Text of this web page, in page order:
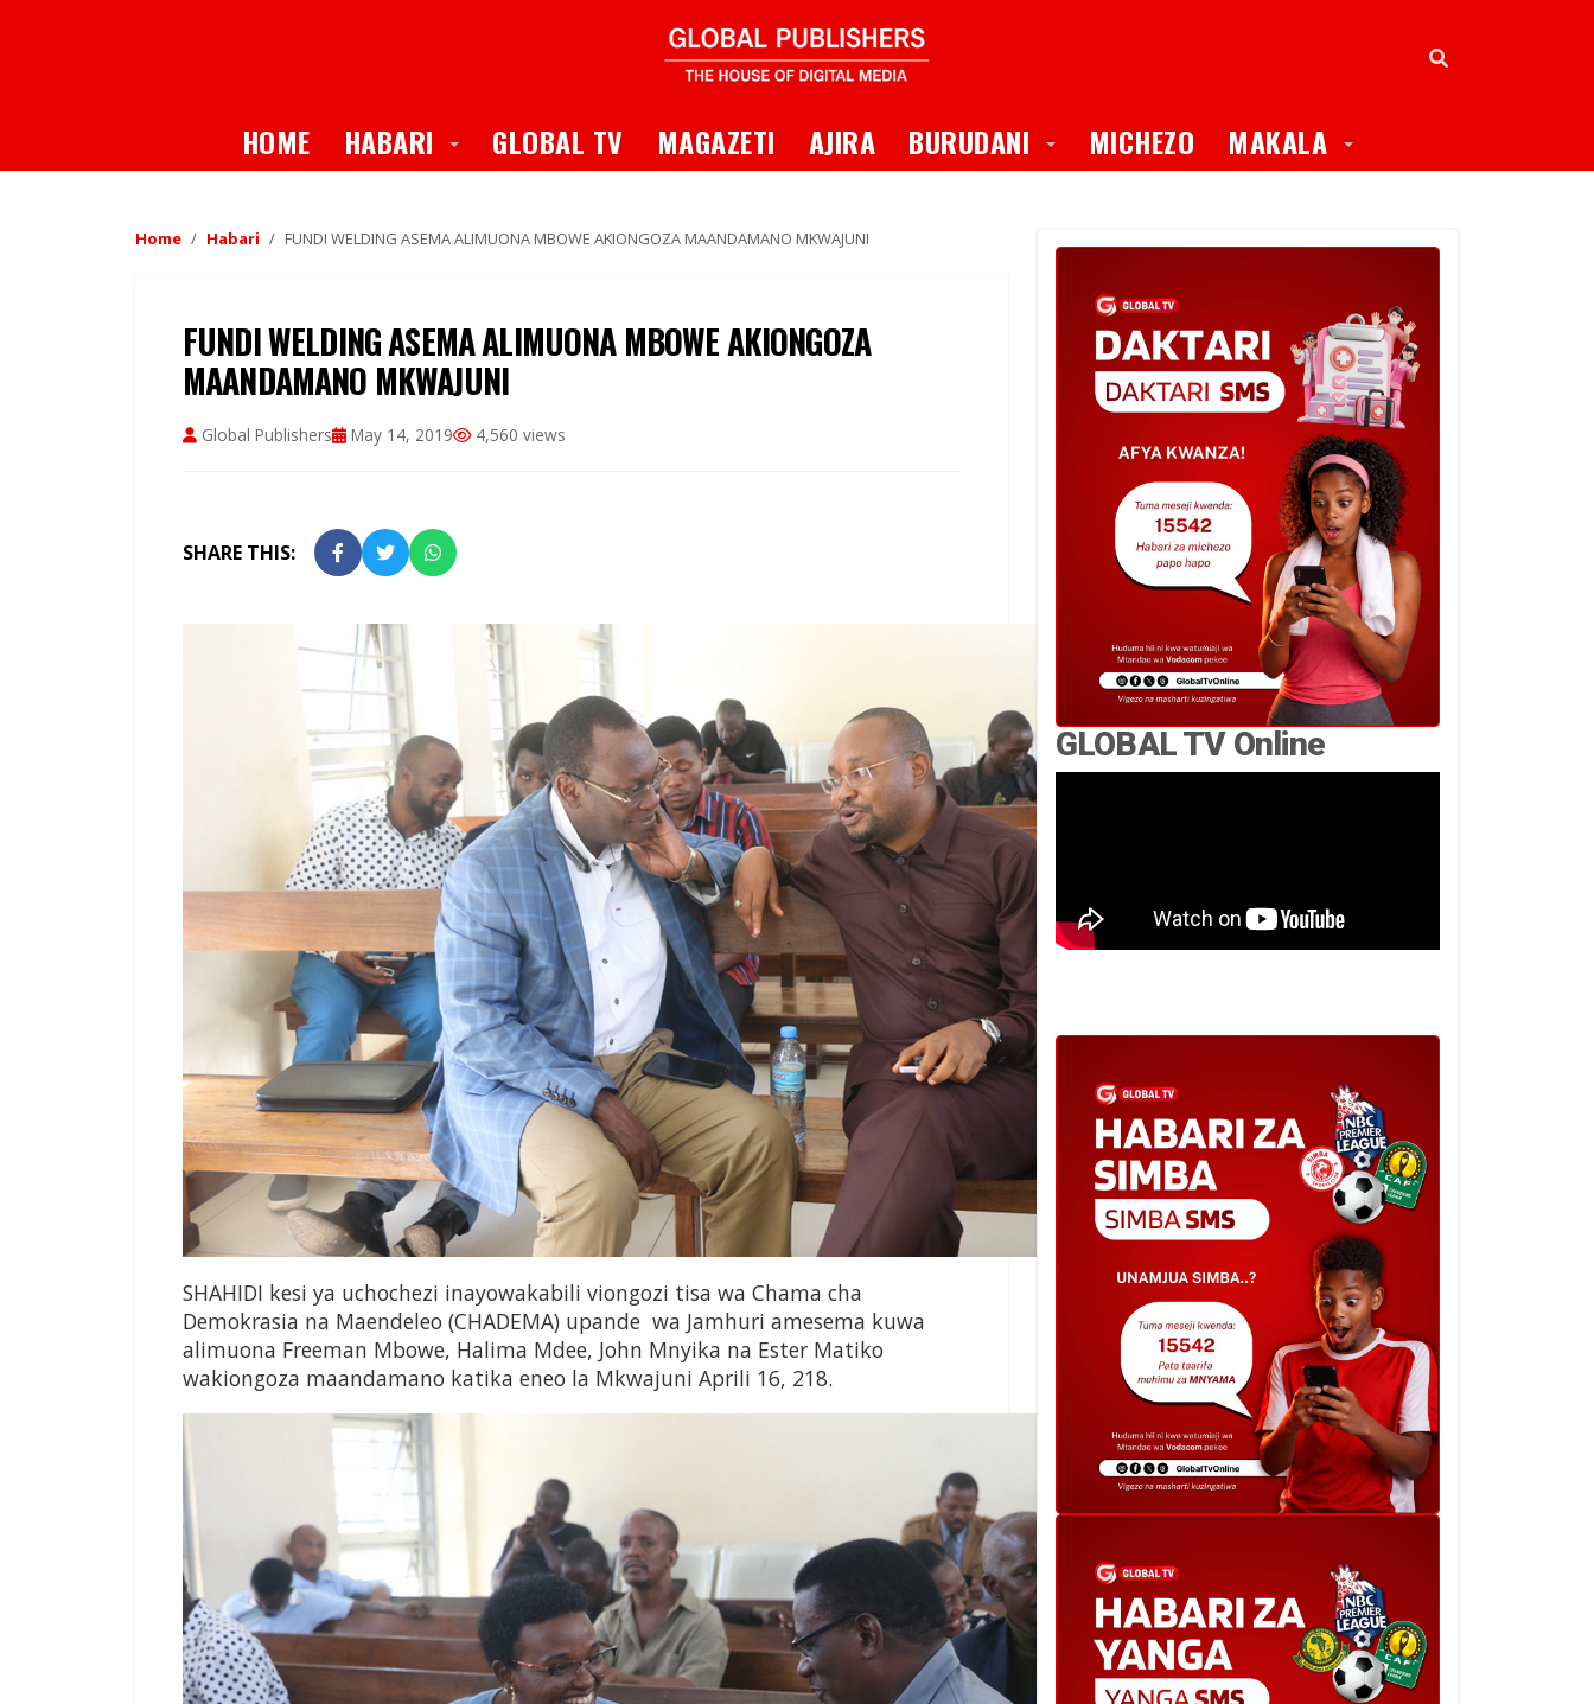
HOME HABARI Toggle Dropdown
GLOBAL TV MAGAZETI AJIRA BURUDANI Toggle Dropdown
MICHEZO MAKALA Toggle Dropdown
Home Habari FUNDI WELDING ASEMA ALIMUONA MBOWE AKIONGOZA MAANDAMANO MKWAJUNI
FUNDI WELDING ASEMA ALIMUONA MBOWE AKIONGOZA
MAANDAMANO MKWAJUNI
Global Publishers May 14, 2019 4,560 views
SHARE THIS:
SHAHIDI kesi ya uchochezi inayowakabili viongozi tisa wa Chama cha
Demokrasia na Maendeleo (CHADEMA) upande wa Jamhuri amesema kuwa
alimuona Freeman Mbowe, Halima Mdee, John Mnyika na Ester Matiko
wakiongoza maandamano katika eneo la Mkwajuni Aprili 16, 218.
GLOBAL TV Online